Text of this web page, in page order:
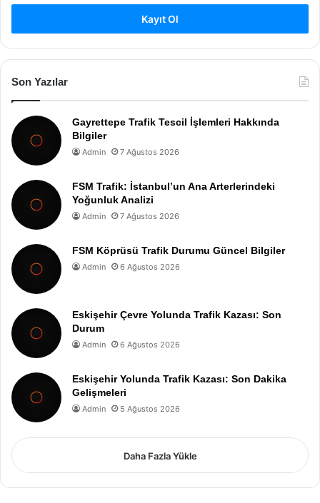
Kayıt Ol
Son Yazılar
Gayrettepe Trafik Tescil İşlemleri Hakkında
Bilgiler
Admin 7 Ağustos 2026
FSM Trafik: İstanbul’un Ana Arterlerindeki
Yoğunluk Analizi
Admin 7 Ağustos 2026
FSM Köprüsü Trafik Durumu Güncel Bilgiler
Admin 6 Ağustos 2026
Eskişehir Çevre Yolunda Trafik Kazası: Son
Durum
Admin 6 Ağustos 2026
Eskişehir Yolunda Trafik Kazası: Son Dakika
Gelişmeleri
Admin 5 Ağustos 2026
Daha Fazla Yükle